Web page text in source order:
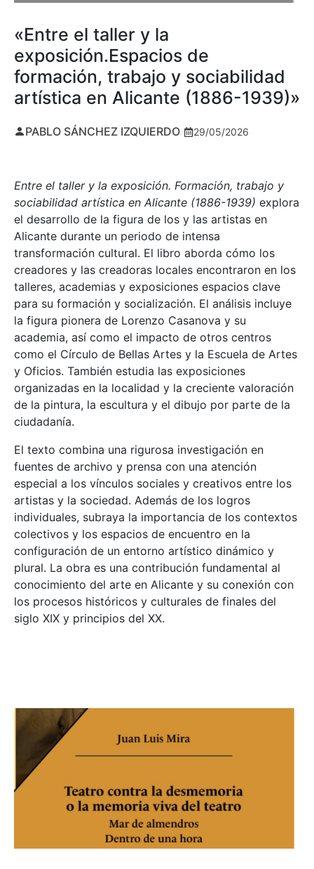
«Entre el taller y la
exposición.Espacios de
formación, trabajo y sociabilidad
artística en Alicante (1886-1939)»
PABLO SÁNCHEZ IZQUIERDO 29/05/2026
Entre el taller y la exposición. Formación, trabajo y
sociabilidad artística en Alicante (1886-1939) explora
el desarrollo de la figura de los y las artistas en
Alicante durante un periodo de intensa
transformación cultural. El libro aborda cómo los
creadores y las creadoras locales encontraron en los
talleres, academias y exposiciones espacios clave
para su formación y socialización. El análisis incluye
la figura pionera de Lorenzo Casanova y su
academia, así como el impacto de otros centros
como el Círculo de Bellas Artes y la Escuela de Artes
y Oficios. También estudia las exposiciones
organizadas en la localidad y la creciente valoración
de la pintura, la escultura y el dibujo por parte de la
ciudadanía.
El texto combina una rigurosa investigación en
fuentes de archivo y prensa con una atención
especial a los vínculos sociales y creativos entre los
artistas y la sociedad. Además de los logros
individuales, subraya la importancia de los contextos
colectivos y los espacios de encuentro en la
configuración de un entorno artístico dinámico y
plural. La obra es una contribución fundamental al
conocimiento del arte en Alicante y su conexión con
los procesos históricos y culturales de finales del
siglo XIX y principios del XX.